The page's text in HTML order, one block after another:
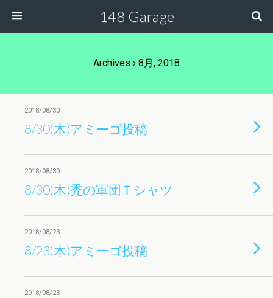
148 Garage
Archives › 8月, 2018
2018/08/30
8/30(木)アミーゴ投稿
2018/08/30
8/30(木)禿の軍団Ｔシャツ
2018/08/23
8/23(木)アミーゴ投稿
2018/08/23